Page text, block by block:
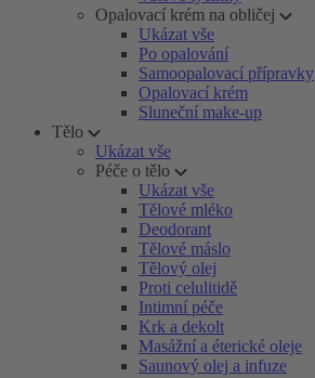
Opalovací krém na obličej
Ukázat vše
Po opalování
Samoopalovací přípravky
Opalovací krém
Sluneční make-up
Tělo
Ukázat vše
Péče o tělo
Ukázat vše
Tělové mléko
Deodorant
Tělové máslo
Tělový olej
Proti celulitidě
Intimní péče
Krk a dekolt
Masážní a éterické oleje
Saunový olej a infuze